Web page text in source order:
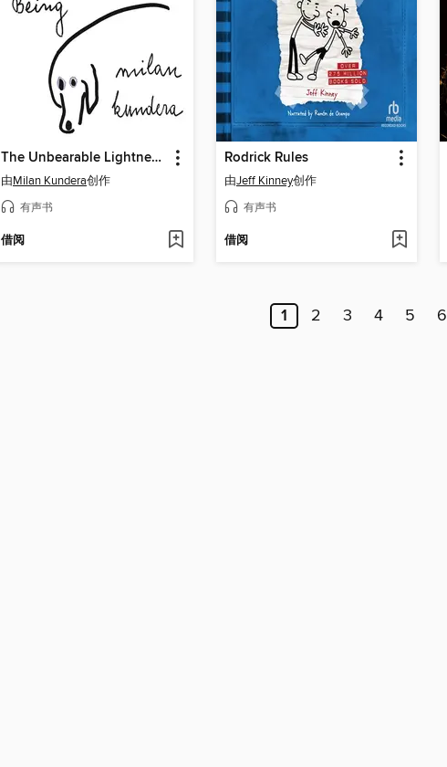
The Unbearable Lightness of Being
由Milan Kundera创作
有声书
借阅
Rodrick Rules
由Jeff Kinney创作
有声书
借阅
1 2 3 4 5 6